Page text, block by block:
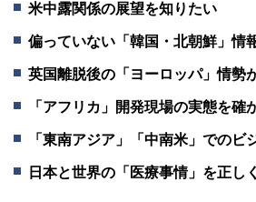
米中露関係の展望を知りたい
偏っていない「韓国・北朝鮮」情
英国離脱後の「ヨーロッパ」情勢
「アフリカ」開発現場の実態を確
「東南アジア」「中南米」でのビ
日本と世界の「医療事情」を正し